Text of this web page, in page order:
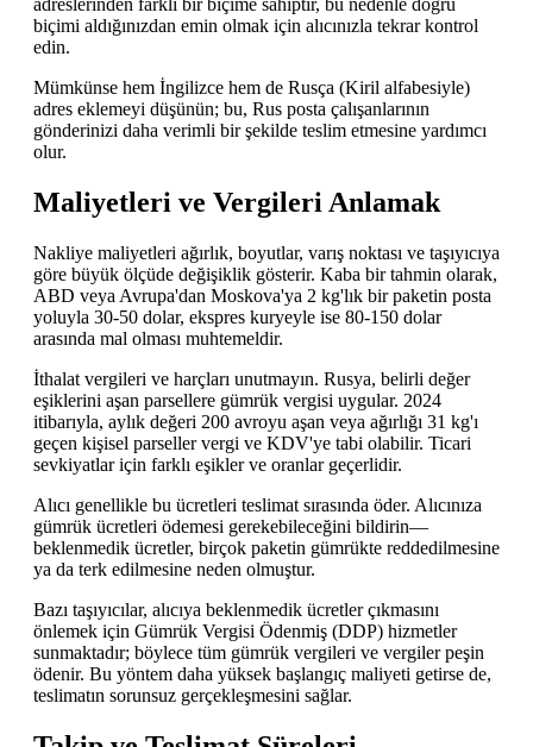
adreslerinden farklı bir biçime sahiptir, bu nedenle doğru
biçimi aldığınızdan emin olmak için alıcınızla tekrar kontrol
edin.
Mümkünse hem İngilizce hem de Rusça (Kiril alfabesiyle)
adres eklemeyi düşünün; bu, Rus posta çalışanlarının
gönderinizi daha verimli bir şekilde teslim etmesine yardımcı
olur.
Maliyetleri ve Vergileri Anlamak
Nakliye maliyetleri ağırlık, boyutlar, varış noktası ve taşıyıcıya
göre büyük ölçüde değişiklik gösterir. Kaba bir tahmin olarak,
ABD veya Avrupa'dan Moskova'ya 2 kg'lık bir paketin posta
yoluyla 30-50 dolar, ekspres kuryeyle ise 80-150 dolar
arasında mal olması muhtemeldir.
İthalat vergileri ve harçları unutmayın. Rusya, belirli değer
eşiklerini aşan parsellere gümrük vergisi uygular. 2024
itibarıyla, aylık değeri 200 avroyu aşan veya ağırlığı 31 kg'ı
geçen kişisel parseller vergi ve KDV'ye tabi olabilir. Ticari
sevkiyatlar için farklı eşikler ve oranlar geçerlidir.
Alıcı genellikle bu ücretleri teslimat sırasında öder. Alıcınıza
gümrük ücretleri ödemesi gerekebileceğini bildirin—
beklenmedik ücretler, birçok paketin gümrükte reddedilmesine
ya da terk edilmesine neden olmuştur.
Bazı taşıyıcılar, alıcıya beklenmedik ücretler çıkmasını
önlemek için Gümrük Vergisi Ödenmiş (DDP) hizmetler
sunmaktadır; böylece tüm gümrük vergileri ve vergiler peşin
ödenir. Bu yöntem daha yüksek başlangıç maliyeti getirse de,
teslimatın sorunsuz gerçekleşmesini sağlar.